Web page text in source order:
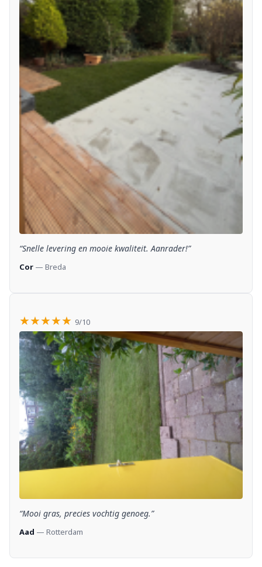
“Snelle levering en mooie kwaliteit. Aanrader!”
Cor — Breda
★★★★★ 9/10
“Mooi gras, precies vochtig genoeg.”
Aad — Rotterdam